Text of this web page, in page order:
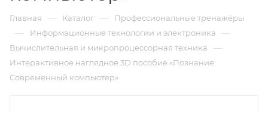
Главная — Каталог — Профессиональные тренажёры
— Информационные технологии и электроника —
Вычислительная и микропроцессорная техника —
Интерактивное наглядное 3D пособие «Познание:
Современный компьютер»